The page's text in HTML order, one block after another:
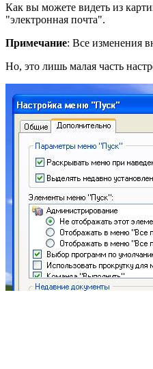
Как вы можете видеть из
"электронная почта".
Примечание: Все изменения
Но, это лишь малая часть